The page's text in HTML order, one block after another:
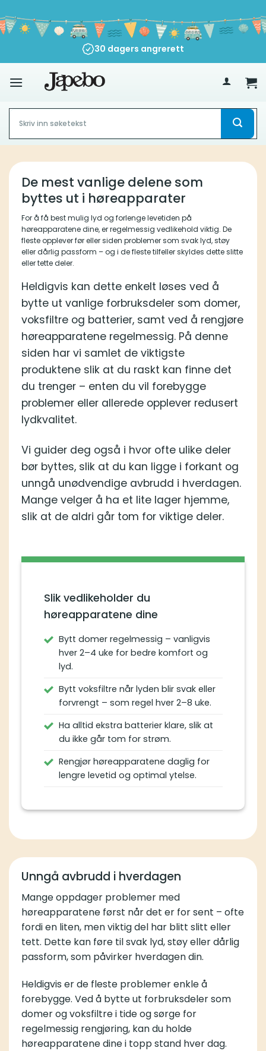
to
content
500
30 dagers angrerett
Søk
etter:
De mest vanlige delene som
byttes ut i høreapparater
For å få best mulig lyd og forlenge levetiden på
høreapparatene dine, er regelmessig vedlikehold viktig. De
fleste opplever før eller siden problemer som svak lyd, støy
eller dårlig passform – og i de fleste tilfeller skyldes dette slitte
eller tette deler.
Heldigvis kan dette enkelt løses ved å
bytte ut vanlige forbruksdeler som domer,
voksfiltre og batterier, samt ved å rengjøre
høreapparatene regelmessig. På denne
siden har vi samlet de viktigste
produktene slik at du raskt kan finne det
du trenger – enten du vil forebygge
problemer eller allerede opplever redusert
lydkvalitet.
Vi guider deg også i hvor ofte ulike deler
bør byttes, slik at du kan ligge i forkant og
unngå unødvendige avbrudd i hverdagen.
Mange velger å ha et lite lager hjemme,
slik at de aldri går tom for viktige deler.
Slik vedlikeholder du
høreapparatene dine
Bytt domer regelmessig – vanligvis
hver 2–4 uke for bedre komfort og
lyd.
Bytt voksfiltre når lyden blir svak eller
forvrengt – som regel hver 2–8 uke.
Ha alltid ekstra batterier klare, slik at
du ikke går tom for strøm.
Rengjør høreapparatene daglig for
lengre levetid og optimal ytelse.
Unngå avbrudd i hverdagen
Mange oppdager problemer med
høreapparatene først når det er for sent – ofte
fordi en liten, men viktig del har blitt slitt eller
tett. Dette kan føre til svak lyd, støy eller dårlig
passform, som påvirker hverdagen din.
Heldigvis er de fleste problemer enkle å
forebygge. Ved å bytte ut forbruksdeler som
domer og voksfiltre i tide og sørge for
regelmessig rengjøring, kan du holde
høreapparatene dine i topp stand hver dag.